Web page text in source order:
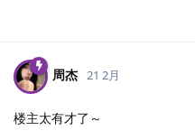
周杰 21 2月
楼主太有才了～